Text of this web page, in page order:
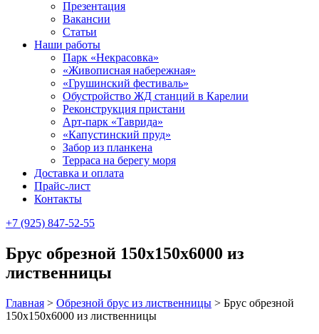
Презентация
Вакансии
Статьи
Наши работы
Парк «Некрасовка»
«Живописная набережная»
«Грушинский фестиваль»
Обустройство ЖД станций в Карелии
Реконструкция пристани
Арт-парк «Таврида»
«Капустинский пруд»
Забор из планкена
Терраса на берегу моря
Доставка и оплата
Прайс-лист
Контакты
+7 (925) 847-52-55
Брус обрезной 150х150х6000 из
лиственницы
Главная > Обрезной брус из лиственницы > Брус обрезной
150х150х6000 из лиственницы